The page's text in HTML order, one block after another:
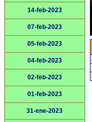
14-feb-2023
07-feb-2023
05-feb-2023
04-feb-2023
02-feb-2023
01-feb-2023
31-ene-2023